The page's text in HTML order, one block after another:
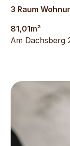
805€
3 Raum
81,01m²
Am Dachsberg